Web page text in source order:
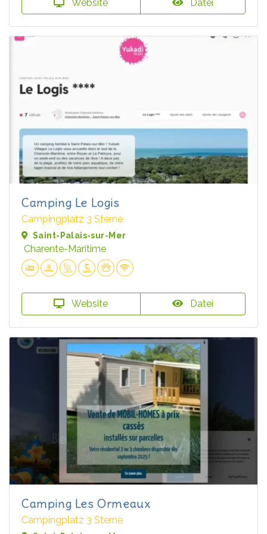
Website Datei
Camping Le Logis
Campingplatz 3 Sterne
Saint-Palais-sur-Mer
Charente-Maritime
Website Datei
Camping Les Ormeaux
Campingplatz 3 Sterne